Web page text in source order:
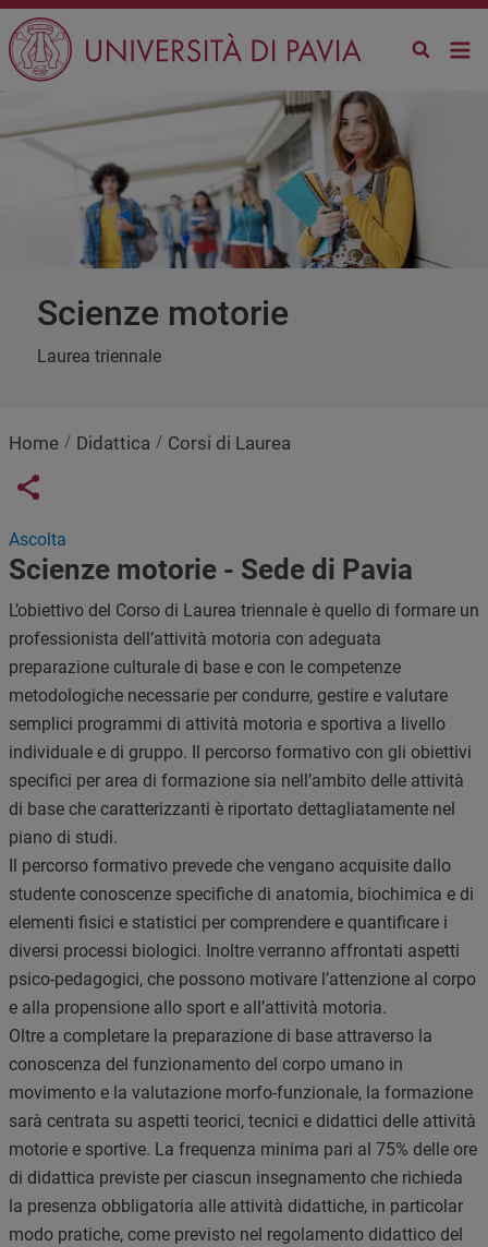
Salta al contenuto principale
scienze motorie
Laurea triennale
Home Didattica Corsi di Laurea
Links condivisione social
Share button
Ascolta
Scienze motorie - Sede di Pavia
L’obiettivo del Corso di Laurea triennale è quello di formare un
professionista dell’attività motoria con adeguata
preparazione culturale di base e con le competenze
metodologiche necessarie per condurre, gestire e valutare
semplici programmi di attività motoria e sportiva a livello
individuale e di gruppo. Il percorso formativo con gli obiettivi
specifici per area di formazione sia nell’ambito delle attività
di base che caratterizzanti è riportato dettagliatamente nel
piano di studi.
Il percorso formativo prevede che vengano acquisite dallo
studente conoscenze specifiche di anatomia, biochimica e di
elementi fisici e statistici per comprendere e quantificare i
diversi processi biologici. Inoltre verranno affrontati aspetti
psico-pedagogici, che possono motivare l’attenzione al corpo
e alla propensione allo sport e all’attività motoria.
Oltre a completare la preparazione di base attraverso la
conoscenza del funzionamento del corpo umano in
movimento e la valutazione morfo-funzionale, la formazione
sarà centrata su aspetti teorici, tecnici e didattici delle attività
motorie e sportive. La frequenza minima pari al 75% delle ore
di didattica previste per ciascun insegnamento che richieda
la presenza obbligatoria alle attività didattiche, in particolar
modo pratiche, come previsto nel regolamento didattico del